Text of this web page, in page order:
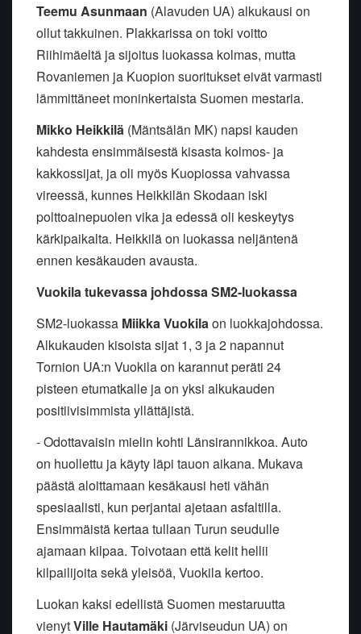
Teemu Asunmaan (Alavuden UA) alkukausi on
ollut takkuinen. Plakkarissa on toki voitto
Riihimäeltä ja sijoitus luokassa kolmas, mutta
Rovaniemen ja Kuopion suoritukset eivät varmasti
lämmittäneet moninkertaista Suomen mestaria.
Mikko Heikkilä (Mäntsälän MK) napsi kauden
kahdesta ensimmäisestä kisasta kolmos- ja
kakkossijat, ja oli myös Kuopiossa vahvassa
vireessä, kunnes Heikkilän Skodaan iski
polttoainepuolen vika ja edessä oli keskeytys
kärkipaikalta. Heikkilä on luokassa neljäntenä
ennen kesäkauden avausta.
Vuokila tukevassa johdossa SM2-luokassa
SM2-luokassa Miikka Vuokilaon luokkajohdossa.
Alkukauden kisoista sijat 1, 3 ja 2 napannut
Tornion UA:n Vuokila on karannut peräti 24
pisteen etumatkalle ja on yksi alkukauden
positiivisimmista yllättäjistä.
- Odottavaisin mielin kohti Länsirannikkoa. Auto
on huollettu ja käyty läpi tauon aikana. Mukava
päästä aloittamaan kesäkausi heti vähän
spesiaalisti, kun perjantai ajetaan asfaltilla.
Ensimmäistä kertaa tullaan Turun seudulle
ajamaan kilpaa. Toivotaan että kelit hellii
kilpailijoita sekä yleisöä, Vuokila kertoo.
Luokan kaksi edellistä Suomen mestaruutta
vienytVille Hautamäki (Järviseudun UA) on